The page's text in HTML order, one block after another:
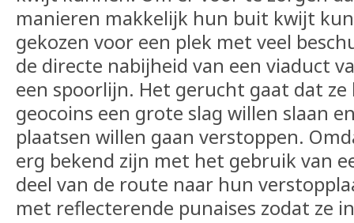
manieren makkelijk hun buit kwijt
gekozen voor een plek met veel
de directe nabijheid van een viaduct
een spoorlijn. Het gerucht gaat dat ze
geocoins een grote slag willen slaan
plaatsen willen gaan verstoppen.
erg bekend zijn met het gebruik van
deel van de route naar hun
met reflecterende punaises zodat ze